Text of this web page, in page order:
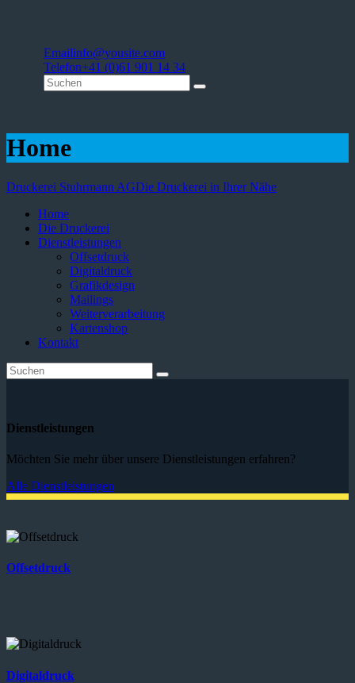
Emailinfo@yousite.com
Telefon+41 (0)61 901 14 34
Home
Druckerei Stuhrmann AGDie Druckerei in Ihrer Nähe
Home
Die Druckerei
Dienstleistungen
Offsetdruck
Digitaldruck
Grafikdesign
Mailings
Weiterverarbeitung
Kartenshop
Kontakt
Dienstleistungen
Möchten Sie mehr über unsere Dienstleistungen erfahren?
Alle Dienstleistungen
Offsetdruck
Digitaldruck